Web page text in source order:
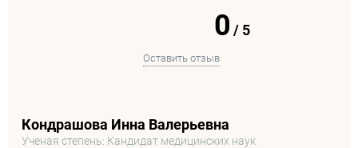
0 /5
Оставить отзыв
Кондрашова Инна Валерьевна
Ученая степень: Кандидат медицинских наук